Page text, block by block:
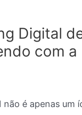
Digital
com a
não é apenas um